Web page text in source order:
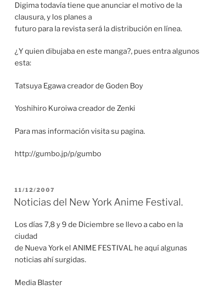
Digima todavía tiene que anunciar el motivo de la
clausura, y los planes a
futuro para la revista será la distribución en línea.
¿Y quien dibujaba en este manga?, pues entra algunos
esta:
Tatsuya Egawa creador de Goden Boy
Yoshihiro Kuroiwa creador de Zenki
Para mas información visita su pagina.
http://gumbo.jp/p/gumbo
PUBLICADO
EL
11/12/2007
Noticias del New York Anime Festival.
Los días 7,8 y 9 de Diciembre se llevo a cabo en la
ciudad
de Nueva York el ANIME FESTIVAL he aquí algunas
noticias ahí surgidas.
Media Blaster